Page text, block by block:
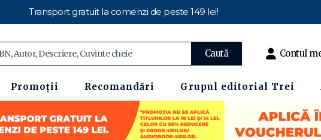
Transport gratuit la comenzi de peste 149 lei!
Caută Contul
Promoții Recomandări Grupul editorial Trei